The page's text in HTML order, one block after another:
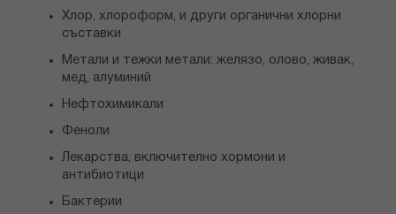
Хлор, хлороформ, и други органични хлорни
съставки
Метали и тежки метали: желязо, олово, живак,
мед, алуминий
Нефтохимикали
Феноли
Лекарства, включително хормони и
антибиотици
Бактерии